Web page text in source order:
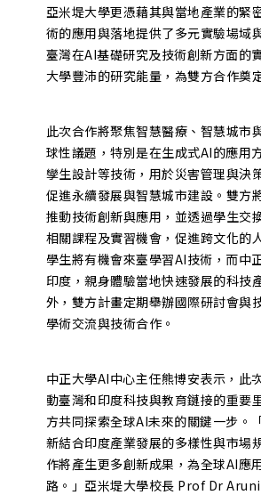
亞米堤大學更憑藉其與當地產業的緊
術的應用與落地提供了多元實驗場域
臺灣在AI基礎研究及技術創新方面的
大學豐沛的研究能量，為雙方合作奠
此次合作將聚焦智慧醫療、智慧城市
球性議題，特別是在生成式AI的應用
孿生設計等技術，用於災害管理與決
促進永續發展與智慧城市建設。雙方
推動技術創新與應用，並透過學生交
相關課程及實習機會，促進跨文化的
學生將有機會來臺學習AI技術，而中
印度，親身體驗當地快速發展的科技
外，雙方計畫定期舉辦國際研討會與
學術交流與技術合作。
中正大學AI中心主任熊博安表示，此
動臺灣和印度科技與教育鏈接的重要
方共同探索全球AI未來的關鍵一步。
新結合印度產業發展的多樣性與市場
作將產生更多創新成果，為全球AI應
路。」亞米堤大學校長 Prof Dr